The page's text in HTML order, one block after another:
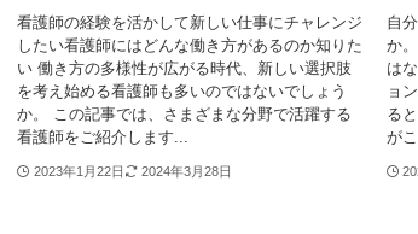
看護師の経験を活かして新しい仕事にチャレンジ
したい看護師にはどんな働き方があるのか知りた
い 働き方の多様性が広がる時代、新しい選択肢
を考え始める看護師も多いのではないでしょう
か。 この記事では、さまざまな分野で活躍する
看護師をご紹介します...
2023年1月22日 2024年3月28日
自
か
は
ョ
る
が